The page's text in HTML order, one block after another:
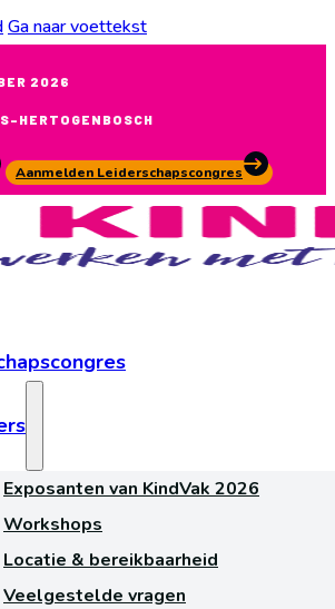
Ga naar voettekst
2026
HERTOGENBOSCH
Aanmelden Leiderschapscongres
Exposanten van KindVak 2026
Workshops
Locatie & bereikbaarheid
Veelgestelde vragen